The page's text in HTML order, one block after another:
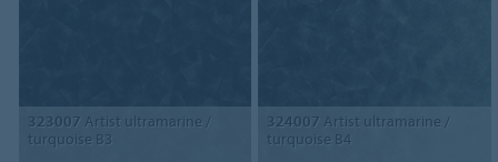
323007 Artist ultramarine /
turquoise B3
324007 Artist ultramarine /
turquoise B4